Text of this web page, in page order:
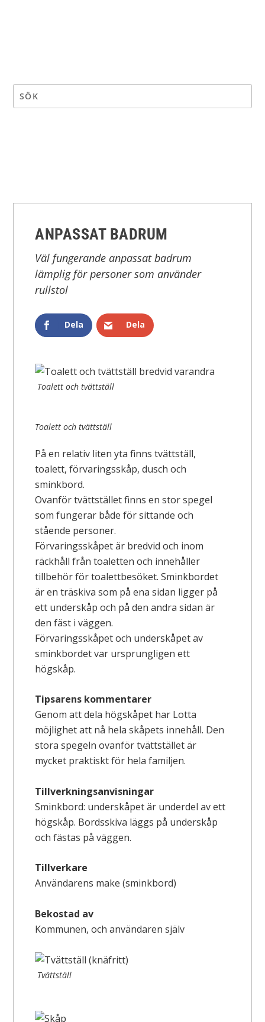
ANPASSAT BADRUM
Väl fungerande anpassat badrum
lämplig för personer som använder
rullstol
Dela Dela
Toalett och tvättställ
Toalett och tvättställ
På en relativ liten yta finns tvättställ,
toalett, förvaringsskåp, dusch och
sminkbord.
Ovanför tvättstället finns en stor spegel
som fungerar både för sittande och
stående personer.
Förvaringsskåpet är bredvid och inom
räckhåll från toaletten och innehåller
tillbehör för toalettbesöket. Sminkbordet
är en träskiva som på ena sidan ligger på
ett underskåp och på den andra sidan är
den fäst i väggen.
Förvaringsskåpet och underskåpet av
sminkbordet var ursprungligen ett
högskåp.
Tipsarens kommentarer
Genom att dela högskåpet har Lotta
möjlighet att nå hela skåpets innehåll. Den
stora spegeln ovanför tvättstället är
mycket praktiskt för hela familjen.
Tillverkningsanvisningar
Sminkbord: underskåpet är underdel av ett
högskåp. Bordsskiva läggs på underskåp
och fästas på väggen.
Tillverkare
Användarens make (sminkbord)
Bekostad av
Kommunen, och användaren själv
Tvättställ